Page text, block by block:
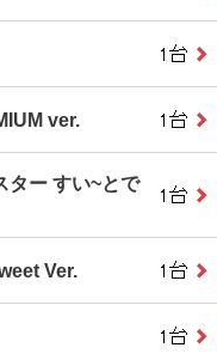
ver.
ター すい~とで
Ver.